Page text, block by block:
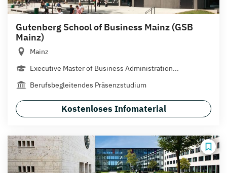
Gutenberg School of Business Mainz (GSB
Mainz)
Mainz
Executive Master of Business Administration...
Berufsbegleitendes Präsenzstudium
Kostenloses Infomaterial